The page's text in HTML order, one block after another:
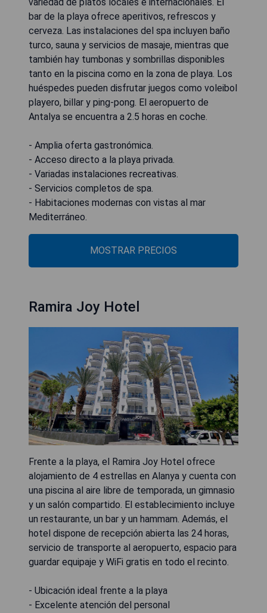
variedad de platos locales e internacionales. El
bar de la playa ofrece aperitivos, refrescos y
cerveza. Las instalaciones del spa incluyen baño
turco, sauna y servicios de masaje, mientras que
también hay tumbonas y sombrillas disponibles
tanto en la piscina como en la zona de playa. Los
huéspedes pueden disfrutar juegos como voleibol
playero, billar y ping-pong. El aeropuerto de
Antalya se encuentra a 2.5 horas en coche.
- Amplia oferta gastronómica.
- Acceso directo a la playa privada.
- Variadas instalaciones recreativas.
- Servicios completos de spa.
- Habitaciones modernas con vistas al mar
Mediterráneo.
MOSTRAR PRECIOS
Ramira Joy Hotel
Frente a la playa, el Ramira Joy Hotel ofrece
alojamiento de 4 estrellas en Alanya y cuenta con
una piscina al aire libre de temporada, un gimnasio
y un salón compartido. El establecimiento incluye
un restaurante, un bar y un hammam. Además, el
hotel dispone de recepción abierta las 24 horas,
servicio de transporte al aeropuerto, espacio para
guardar equipaje y WiFi gratis en todo el recinto.
- Ubicación ideal frente a la playa
- Excelente atención del personal